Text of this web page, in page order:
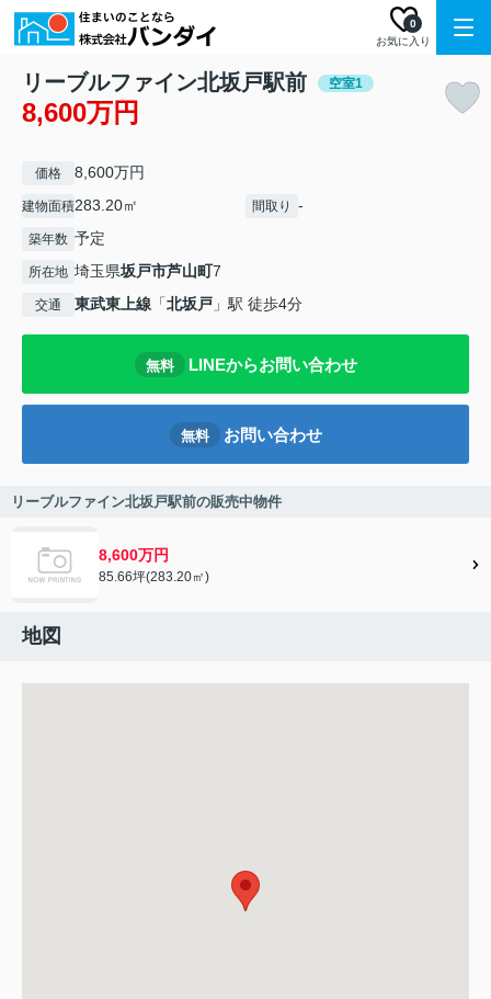
お気に入り
0
リーブルファイン北坂戸駅前 空室1
8,600万円
価格 8,600万円
建物面積283.20㎡ 間取り -
築年数 予定
所在地 埼玉県坂戸市芦山町7
交通 東武東上線 「北坂戸 」駅 徒歩4分
無料 LINEからお問い合わせ
無料 お問い合わせ
リーブルファイン北坂戸駅前の販売中物件
8,600万円
85.66坪(283.20㎡)
地図